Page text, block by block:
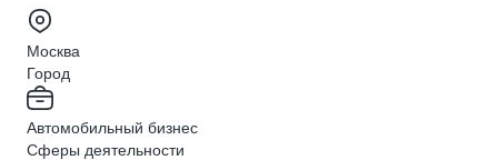
Москва
Город
Автомобильный бизнес
Сферы деятельности